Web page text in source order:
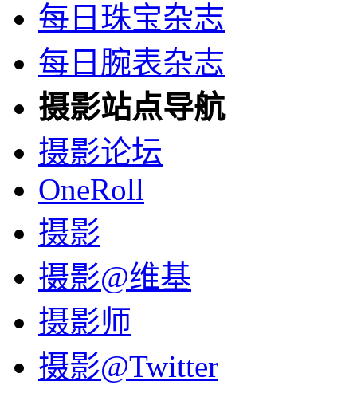
每日珠宝杂志
每日腕表杂志
摄影站点导航
摄影论坛
OneRoll
摄影
摄影@维基
摄影师
摄影@Twitter